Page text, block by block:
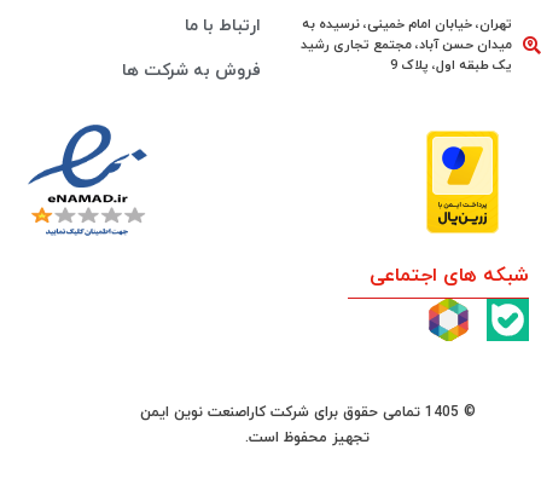
تهران، خیابان امام خمینی، نرسیده به
میدان حسن آباد، مجتمع تجاری رشید
یک طبقه اول، پلاک 9
ارتباط با ما
فروش به شرکت ها
شبکه های اجتماعی
© 1405 تمامی حقوق برای شرکت کاراصنعت نوین ایمن
تجهیز محفوظ است.